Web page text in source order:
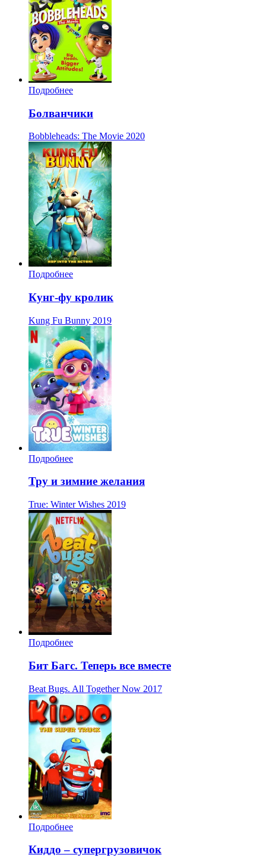
Подробнее
Болванчики
Bobbleheads: The Movie 2020
Подробнее
Кунг-фу кролик
Kung Fu Bunny 2019
Подробнее
Тру и зимние желания
True: Winter Wishes 2019
Подробнее
Бит Багс. Теперь все вместе
Beat Bugs. All Together Now 2017
Подробнее
Киддо – супергрузовичок